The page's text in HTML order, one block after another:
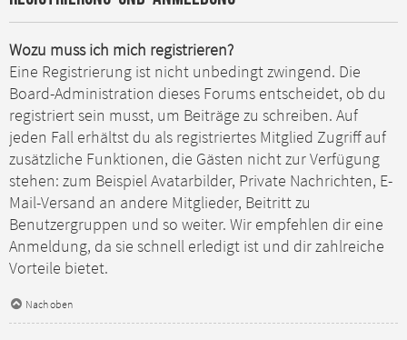
Wozu muss ich mich registrieren?
Eine Registrierung ist nicht unbedingt zwingend. Die
Board-Administration dieses Forums entscheidet, ob du
registriert sein musst, um Beiträge zu schreiben. Auf
jeden Fall erhältst du als registriertes Mitglied Zugriff auf
zusätzliche Funktionen, die Gästen nicht zur Verfügung
stehen: zum Beispiel Avatarbilder, Private Nachrichten, E-
Mail-Versand an andere Mitglieder, Beitritt zu
Benutzergruppen und so weiter. Wir empfehlen dir eine
Anmeldung, da sie schnell erledigt ist und dir zahlreiche
Vorteile bietet.
Nach oben